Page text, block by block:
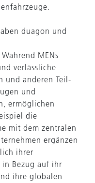
duagon und
MENs
verlässliche
und anderen Teil-
und
ermöglichen
die
mit dem zentralen
ergänzen
ihrer
Bezug auf ihr
ihre globalen